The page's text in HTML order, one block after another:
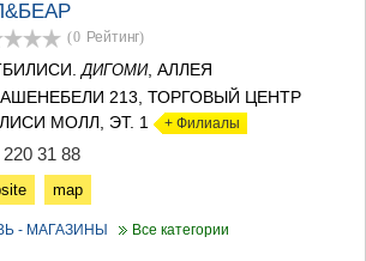
(0 Рейтинг)
ДИГОМИ, АЛЛЕЯ
213, ТОРГОВЫЙ ЦЕНТР
МОЛЛ, ЭТ. 1 + Филиалы
220 31 88
map
- МАГАЗИНЫ Все категории